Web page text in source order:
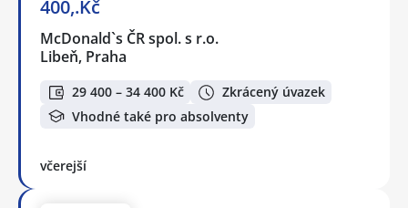
400,.Kč
McDonald`s ČR spol. s r.o.
Libeň, Praha
29 400 – 34 400 Kč
Zkrácený úvazek
Vhodné také pro absolventy
včerejší